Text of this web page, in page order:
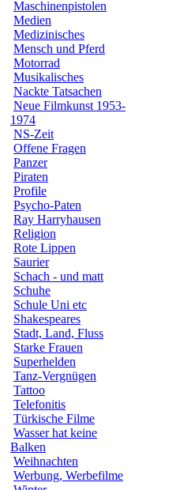
Maschinenpistolen
Medien
Medizinisches
Mensch und Pferd
Motorrad
Musikalisches
Nackte Tatsachen
Neue Filmkunst 1953-
1974
NS-Zeit
Offene Fragen
Panzer
Piraten
Profile
Psycho-Paten
Ray Harryhausen
Religion
Rote Lippen
Saurier
Schach - und matt
Schuhe
Schule Uni etc
Shakespeares
Stadt, Land, Fluss
Starke Frauen
Superhelden
Tanz-Vergnügen
Tattoo
Telefonitis
Türkische Filme
Wasser hat keine
Balken
Weihnachten
Werbung, Werbefilme